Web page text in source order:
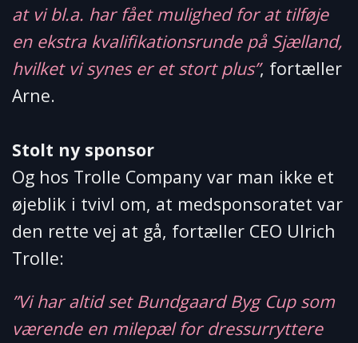
at vi bl.a. har fået mulighed for at tilføje
en ekstra kvalifikationsrunde på Sjælland,
hvilket vi synes er et stort plus”, fortæller
Arne.
Stolt ny sponsor
Og hos Trolle Company var man ikke et
øjeblik i tvivl om, at medsponsoratet var
den rette vej at gå, fortæller CEO Ulrich
Trolle:
”Vi har altid set Bundgaard Byg Cup som
værende en milepæl for dressurryttere